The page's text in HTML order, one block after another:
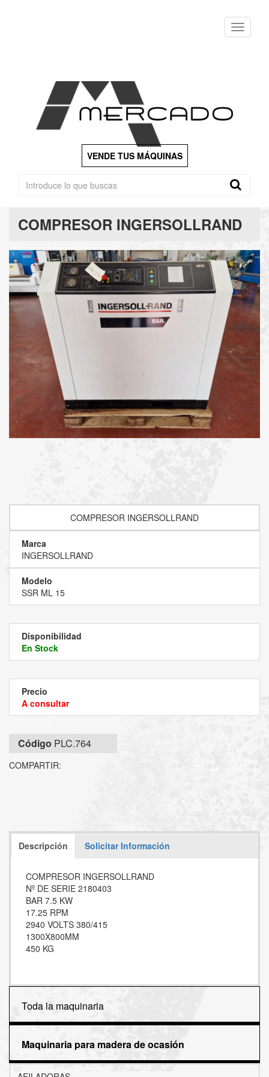
Menu
VENDE TUS MÁQUINAS
COMPRESOR INGERSOLLRAND
COMPRESOR INGERSOLLRAND
Marca
INGERSOLLRAND
Modelo
SSR ML 15
Disponibilidad
En Stock
Precio
A consultar
Código PLC.764
COMPARTIR:
Descripción Solicitar Información
COMPRESOR INGERSOLLRAND
Nº DE SERIE 2180403
BAR 7.5 KW
17.25 RPM
2940 VOLTS 380/415
1300X800MM
450 KG
Toda la maquinaria
Maquinaria para madera de ocasión